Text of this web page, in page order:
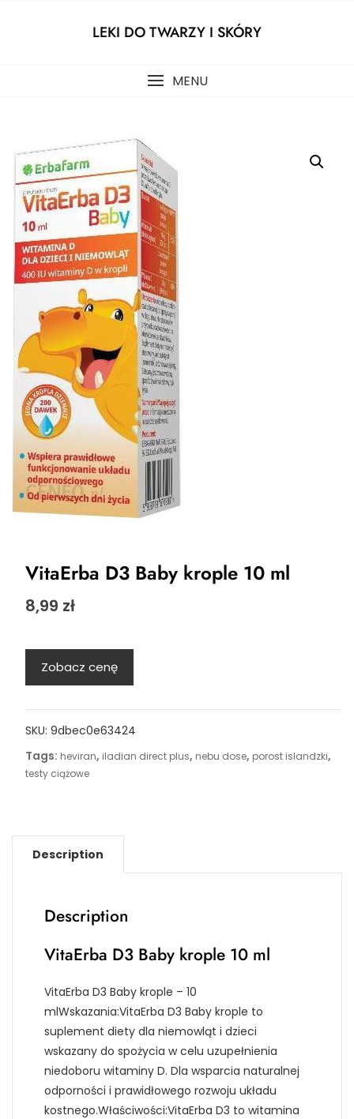
LEKI DO TWARZY I SKÓRY
MENU
VitaErba D3 Baby krople 10 ml
8,99 zł
Zobacz cenę
SKU: 9dbec0e63424
Tags: heviran, iladian direct plus, nebu dose, porost islandzki,
testy ciążowe
Description
Description
VitaErba D3 Baby krople 10 ml
VitaErba D3 Baby krople – 10
mlWskazania:VitaErba D3 Baby krople to
suplement diety dla niemowląt i dzieci
wskazany do spożycia w celu uzupełnienia
niedoboru witaminy D. Dla wsparcia naturalnej
odporności i prawidłowego rozwoju układu
kostnego.Właściwości:VitaErba D3 to witamina